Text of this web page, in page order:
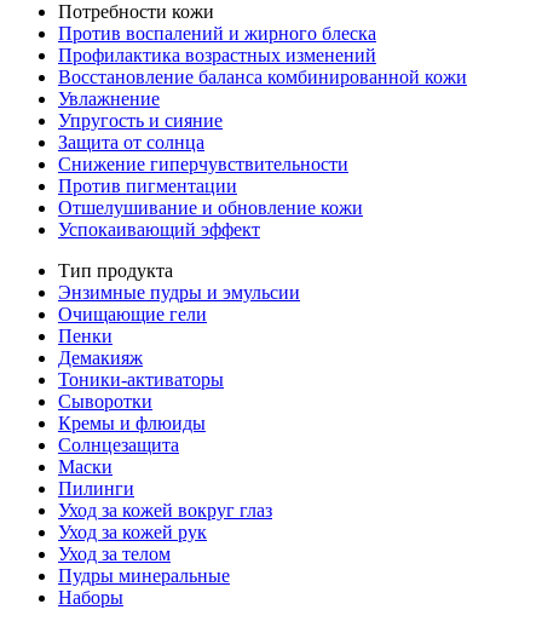
Потребности кожи
Против воспалений и жирного блеска
Профилактика возрастных изменений
Восстановление баланса комбинированной кожи
Увлажнение
Упругость и сияние
Защита от солнца
Снижение гиперчувствительности
Против пигментации
Отшелушивание и обновление кожи
Успокаивающий эффект
Тип продукта
Энзимные пудры и эмульсии
Очищающие гели
Пенки
Демакияж
Тоники-активаторы
Сыворотки
Кремы и флюиды
Солнцезащита
Маски
Пилинги
Уход за кожей вокруг глаз
Уход за кожей рук
Уход за телом
Пудры минеральные
Наборы